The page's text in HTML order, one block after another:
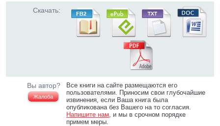
Скачать:
Вы автор?
Жалоба
Все книги на сайте размещаются его
пользователями. Приносим свои глубочайшие
извинения, если Ваша книга была
опубликована без Вашего на то согласия.
Напишите нам, и мы в срочном порядке
примем меры.